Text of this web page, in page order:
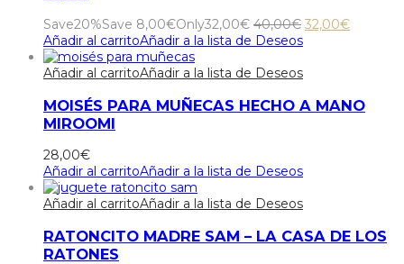
Save20%Save 8,00€Only32,00€ 40,00€ El
32,00€El
Añadir al carritoAñadir a la lista de Deseos
Añadir al carritoAñadir a la lista de Deseos
MOISÉS PARA MUÑECAS HECHO A MANO
MIROOMI
28,00€
Añadir al carritoAñadir a la lista de Deseos
Añadir al carritoAñadir a la lista de Deseos
RATONCITO MADRE SAM – LA CASA DE LOS
RATONES